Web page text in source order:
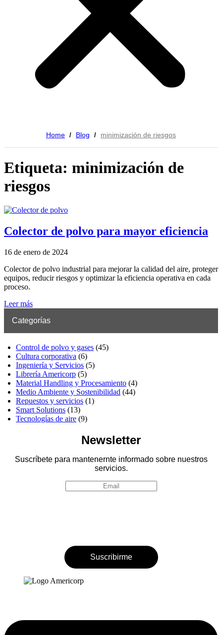
Home / Blog / minimización de riesgos
Etiqueta: minimización de
riesgos
Colector de polvo para mayor eficiencia
16 de enero de 2024
Colector de polvo industrial para mejorar la calidad del aire, proteger
equipos, reducir riesgos y optimizar la eficiencia operativa en cada
proceso.
Leer más
Categorías
Control de polvo y gases (45)
Cultura corporativa (6)
Ingeniería y Servicios (5)
Librería Americorp (5)
Material Handling y Procesamiento (4)
Medio Ambiente y Sostenibilidad (44)
Repuestos y servicios (1)
Smart Solutions (13)
Tecnologías de aire (9)
Newsletter
Suscríbete para mantenernte informado sobre nuestros
servicios.